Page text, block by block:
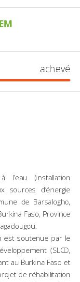
achevé
l’eau (installation
sources d’énergie
de Barsalogho,
Faso, Province
est soutenue par le
(SLCD,
au Burkina Faso et
de réhabilitation